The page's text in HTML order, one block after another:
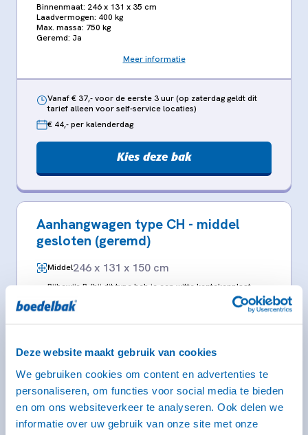
Deze website maakt gebruik van cookies
We gebruiken cookies om content en advertenties te
personaliseren, om functies voor social media te bieden
en om ons websiteverkeer te analyseren. Ook delen we
informatie over uw gebruik van onze site met onze
Binnenmaat: 246 x 131 x 35 cm
Laadvermogen: 400 kg
Max. massa: 750 kg
Geremd: Ja
Meer informatie
Vanaf € 37,- voor de eerste 3 uur (op zaterdag geldt dit
tarief alleen voor self-service locaties)
€ 44,- per kalenderdag
Kies deze bak
Aanhangwagen type CH - middel
gesloten (geremd)
Middel246 x 131 x 150 cm
Rijbewijs B (bij dit type heb je een witte kentekenplaat